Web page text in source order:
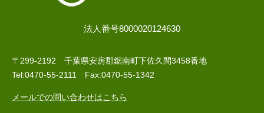
法人番号8000020124630
〒299-2192 千葉県安房郡鋸南町下佐久間3458番地
Tel:0470-55-2111 Fax:0470-55-1342
メールでの問い合わせはこちら